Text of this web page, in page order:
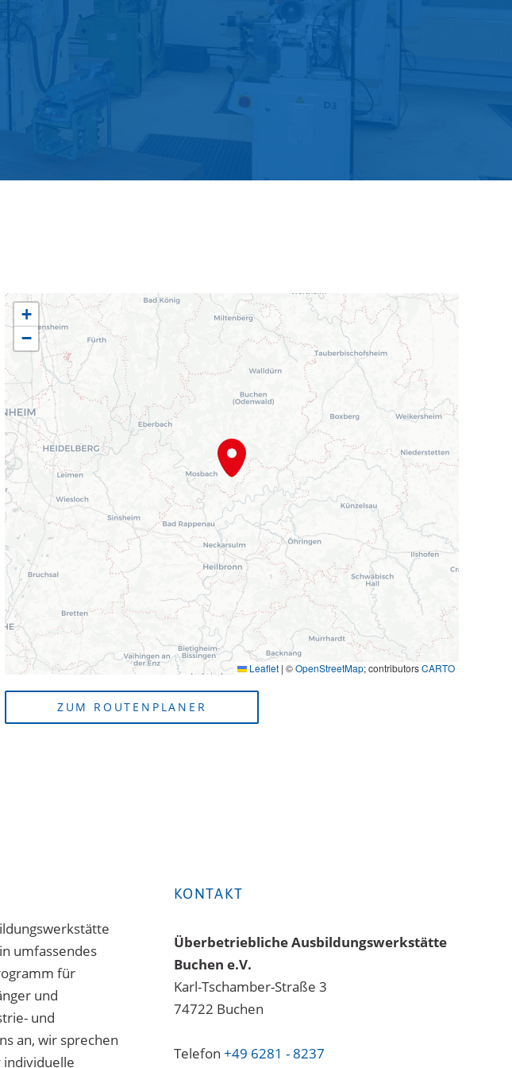
+
−
Leaflet | ©OpenStreetMap; contributorsCARTO
ZUM ROUTENPLANER
umfassendes
für
und
und
an, wir sprechen
KONTAKT
Überbetriebliche Ausbildungswerkstätte
Buchen e.V.
Karl-Tschamber-Straße 3
74722 Buchen
Telefon +49 6281 - 8237